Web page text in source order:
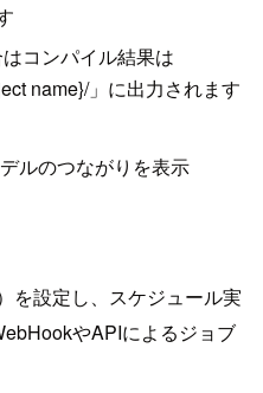
コンパイル結果は
name}/」に出力されます
ルのつながりを表示
を設定し、スケジュール実
やAPIによるジョブ